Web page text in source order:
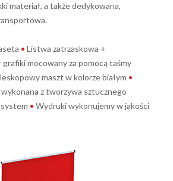
materiał, a także dedykowana,
• Listwa zatrzaskowa +
grafiki mocowany za pomocą taśmy
maszt w kolorze białym •
z tworzywa sztucznego
• Wydruki wykonujemy w jakości